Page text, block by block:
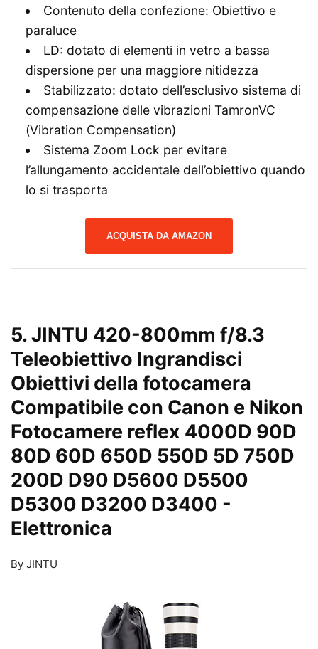
Contenuto della confezione: Obiettivo e
paraluce
LD: dotato di elementi in vetro a bassa
dispersione per una maggiore nitidezza
Stabilizzato: dotato dell’esclusivo sistema di
compensazione delle vibrazioni TamronVC
(Vibration Compensation)
Sistema Zoom Lock per evitare
l’allungamento accidentale dell’obiettivo quando
lo si trasporta
ACQUISTA DA AMAZON
5. JINTU 420-800mm f/8.3
Teleobiettivo Ingrandisci
Obiettivi della fotocamera
Compatibile con Canon e Nikon
Fotocamere reflex 4000D 90D
80D 60D 650D 550D 5D 750D
200D D90 D5600 D5500
D5300 D3200 D3400 -
Elettronica
By JINTU